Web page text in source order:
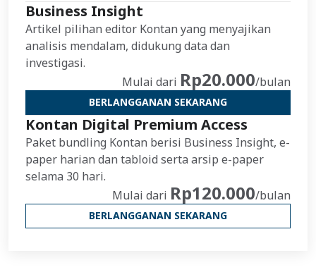
Business Insight
Artikel pilihan editor Kontan yang menyajikan
analisis mendalam, didukung data dan
investigasi.
Mulai dari Rp20.000/bulan
BERLANGGANAN SEKARANG
Kontan Digital Premium Access
Paket bundling Kontan berisi Business Insight, e-
paper harian dan tabloid serta arsip e-paper
selama 30 hari.
Mulai dari Rp120.000/bulan
BERLANGGANAN SEKARANG